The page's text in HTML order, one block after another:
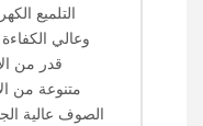
التلميع
قدر من
متنوعة من
الصوف عالية